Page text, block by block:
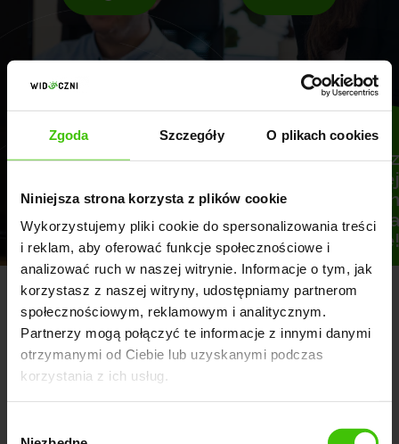
Zgoda Szczegóły O plikach cookies
Niniejsza strona korzysta z plików cookie
Wykorzystujemy pliki cookie do spersonalizowania treści
i reklam, aby oferować funkcje społecznościowe i
analizować ruch w naszej witrynie. Informacje o tym, jak
korzystasz z naszej witryny, udostępniamy partnerom
społecznościowym, reklamowym i analitycznym.
Partnerzy mogą połączyć te informacje z innymi danymi
otrzymanymi od Ciebie lub uzyskanymi podczas
korzystania z ich usług.
Clutch.co to jedna z
najbardziej
wiarygodnych
platform z opiniami na
świecie!
OPINIE
Ponad 750 pozytywnych opinii w
Google i 130 opinii na Clutch.co